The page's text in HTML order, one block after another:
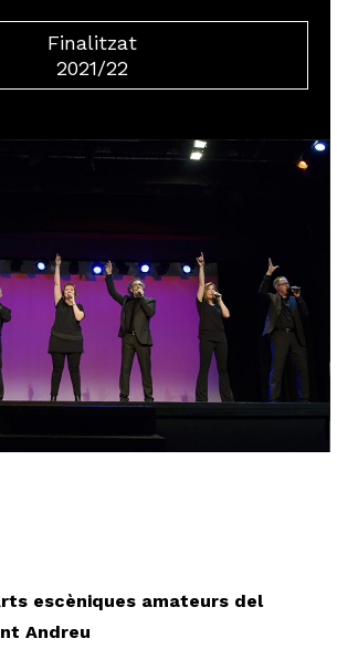
Finalitzat
2021/22
escèniques amateurs del
Andreu